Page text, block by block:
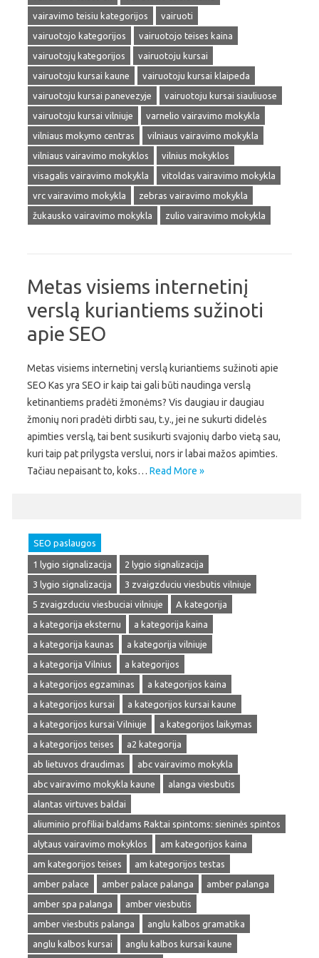
vairavimo teisiu kategorijos
vairuoti
vairuotojo kategorijos
vairuotojo teises kaina
vairuotojų kategorijos
vairuotoju kursai
vairuotoju kursai kaune
vairuotoju kursai klaipeda
vairuotoju kursai panevezyje
vairuotoju kursai siauliuose
vairuotoju kursai vilniuje
varnelio vairavimo mokykla
vilniaus mokymo centras
vilniaus vairavimo mokykla
vilniaus vairavimo mokyklos
vilnius mokyklos
visagalis vairavimo mokykla
vitoldas vairavimo mokykla
vrc vairavimo mokykla
zebras vairavimo mokykla
žukausko vairavimo mokykla
zulio vairavimo mokykla
Metas visiems internetinį
verslą kuriantiems sužinoti
apie SEO
Metas visiems internetinį verslą kuriantiems sužinoti apie
SEO Kas yra SEO ir kaip tai gali būti naudinga verslą
ketinantiems pradėti žmonėms? Vis daugiau ir daugiau
žmonių nori pradėti dirbti sau, t.y., jei ne sukurti didelės
apimties verslą, tai bent susikurti svajonių darbo vietą sau,
kuri taip pat prilygsta verslui, nors ir labai mažos apimties.
Tačiau nepaisant to, koks… Read More »
SEO paslaugos
1 lygio signalizacija
2 lygio signalizacija
3 lygio signalizacija
3 zvaigzduciu viesbutis vilniuje
5 zvaigzduciu viesbuciai vilniuje
A kategorija
a kategorija eksternu
a kategorija kaina
a kategorija kaunas
a kategorija vilniuje
a kategorija Vilnius
a kategorijos
a kategorijos egzaminas
a kategorijos kaina
a kategorijos kursai
a kategorijos kursai kaune
a kategorijos kursai Vilniuje
a kategorijos laikymas
a kategorijos teises
a2 kategorija
ab lietuvos draudimas
abc vairavimo mokykla
abc vairavimo mokykla kaune
alanga viesbutis
alantas virtuves baldai
aliuminio profiliai baldams Raktai spintoms: sieninės spintos
alytaus vairavimo mokyklos
am kategorijos kaina
am kategorijos teises
am kategorijos testas
amber palace
amber palace palanga
amber palanga
amber spa palanga
amber viesbutis
amber viesbutis palanga
anglu kalbos gramatika
anglu kalbos kursai
anglu kalbos kursai kaune